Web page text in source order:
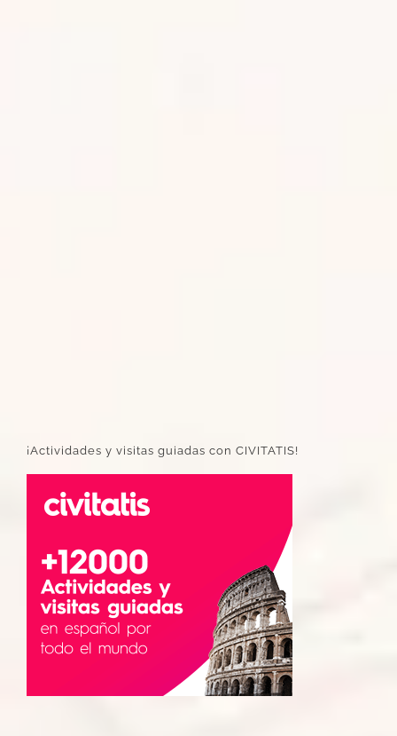
¡Actividades y visitas guiadas con CIVITATIS!